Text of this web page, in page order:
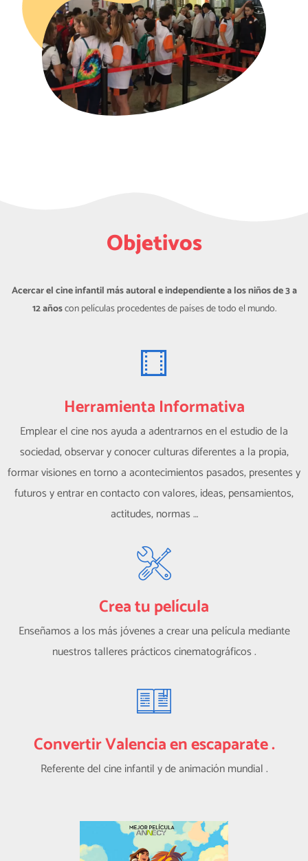
Objetivos
Acercar el cine infantil más autoral e independiente a los niños de 3 a
12 añoscon películas procedentes de países de todo el mundo.
Herramienta Informativa
Emplear el cine nos ayuda a adentrarnos en el estudio de la
sociedad, observar y conocer culturas diferentes a la propia,
formar visiones en torno a acontecimientos pasados, presentes y
futuros y entrar en contacto con valores, ideas, pensamientos,
actitudes, normas …
Crea tu película
Enseñamos a los más jóvenes a crear una película mediante
nuestros talleres prácticos cinematográficos .
Convertir Valencia en escaparate .
Referente del cine infantil y de animación mundial .